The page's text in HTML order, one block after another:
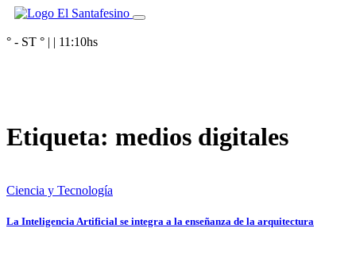
° - ST ° | | 11:10hs
Etiqueta: medios digitales
Ciencia y Tecnología
La Inteligencia Artificial se integra a la enseñanza de la arquitectura